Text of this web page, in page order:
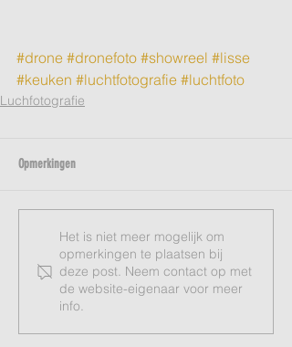
#drone #dronefoto #showreel #lisse
#keuken #luchtfotografie #luchtfoto
Luchfotografie
Opmerkingen
Het is niet meer mogelijk om
opmerkingen te plaatsen bij
deze post. Neem contact op met
de website-eigenaar voor meer
info.